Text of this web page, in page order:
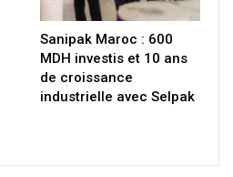
Sanipak Maroc : 600
MDH investis et 10 ans
de croissance
industrielle avec Selpak